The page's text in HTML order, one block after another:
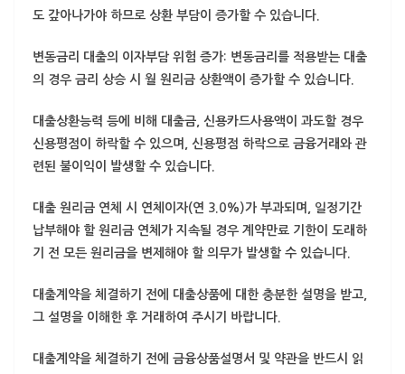
도 갚아나가야 하므로 상환 부담이 증가할 수 있습니다.
변동금리 대출의 이자부담 위험 증가: 변동금리를 적용받는 대출
의 경우 금리 상승 시 월 원리금 상환액이 증가할 수 있습니다.
대출상환능력 등에 비해 대출금, 신용카드사용액이 과도할 경우
신용평점이 하락할 수 있으며, 신용평점 하락으로 금융거래와 관
련된 불이익이 발생할 수 있습니다.
대출 원리금 연체 시 연체이자(연 3.0%)가 부과되며, 일정기간
납부해야 할 원리금 연체가 지속될 경우 계약만료 기한이 도래하
기 전 모든 원리금을 변제해야 할 의무가 발생할 수 있습니다.
대출계약을 체결하기 전에 대출상품에 대한 충분한 설명을 받고,
그 설명을 이해한 후 거래하여 주시기 바랍니다.
대출계약을 체결하기 전에 금융상품설명서 및 약관을 반드시 읽